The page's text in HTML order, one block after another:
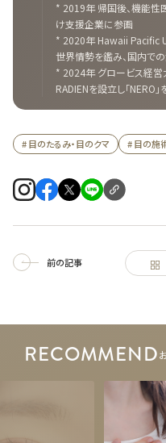
* 2019年 帰国後、機能性
け支援企業に参画
* 2020年 Hawaii Pacific
世界情勢を鑑み、国内での
* 2024年 グロービス経営
RADIENを設立し「NERO」
# 目のたるみ・目のクマ # 目の施
前の記事
RECOMMEND